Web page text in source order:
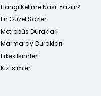
Hangi Kelime Nasıl Yazılır?
En Güzel Sözler
Metrobüs Durakları
Marmaray Durakları
Erkek İsimleri
Kız İsimleri